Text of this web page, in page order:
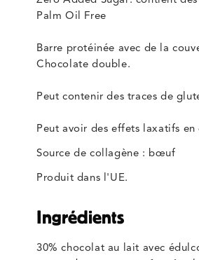
Palm Oil Free
Barre protéinée avec de la
Chocolate double.
Peut contenir des traces de
Peut avoir des effets laxatifs en
Source de collagène : bœuf
Produit dans l'UE.
Ingrédients
30% chocolat au lait avec